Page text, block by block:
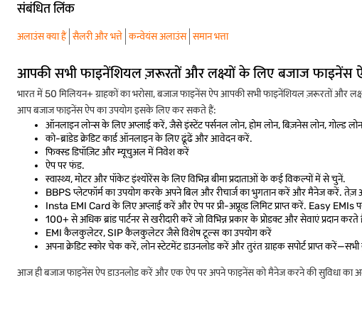
संबंधित लिंक
अलाउंस क्या हैं सैलरी और भत्ते कन्वेयंस अलाउंस समान भत्ता
आपकी सभी फाइनेंशियल ज़रूरतों और लक्ष्यों के लिए बजाज फाइनेंस
भारत में 50 मिलियन+ ग्राहकों का भरोसा, बजाज फाइनेंस ऐप आपकी सभी फाइनेंशियल ज़रूरतों और
आप बजाज फाइनेंस ऐप का उपयोग इसके लिए कर सकते हैं:
ऑनलाइन लोन्स के लिए अप्लाई करें, जैसे इंस्टेंट पर्सनल लोन, होम लोन, बिज़नेस लोन, गोल्ड
को-ब्रांडेड क्रेडिट कार्ड ऑनलाइन के लिए ढूंढें और आवेदन करें.
फिक्स्ड डिपॉज़िट और म्यूचुअल में निवेश करें
ऐप पर फंड.
स्वास्थ्य, मोटर और पॉकेट इंश्योरेंस के लिए विभिन्न बीमा प्रदाताओं के कई विकल्पों में से चुनें.
BBPS प्लेटफॉर्म का उपयोग करके अपने बिल और रीचार्ज का भुगतान करें और मैनेज करें.
Insta EMI Card के लिए अप्लाई करें और ऐप पर प्री-अप्रूव्ड लिमिट प्राप्त करें. Easy EMIs
100+ से अधिक ब्रांड पार्टनर से खरीदारी करें जो विभिन्न प्रकार के प्रोडक्ट और सेवाएं प्रदान करते
EMI कैलकुलेटर, SIP कैलकुलेटर जैसे विशेष टूल्स का उपयोग करें
अपना क्रेडिट स्कोर चेक करें, लोन स्टेटमेंट डाउनलोड करें और तुरंत ग्राहक सपोर्ट प्राप्त
आज ही बजाज फाइनेंस ऐप डाउनलोड करें और एक ऐप पर अपने फाइनेंस को मैनेज करने की सुविधा का